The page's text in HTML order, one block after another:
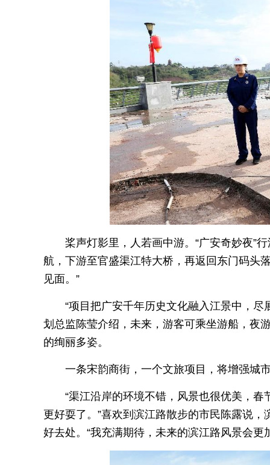
桨声灯影里，人若画中游。“广安奇妙夜”
航，下游至官盛渠江特大桥，再返回东门码头
见面。”
“项目把广安千年历史文化融入江景中，尽
划总监陈莹介绍，未来，游客可乘坐游船，夜
的绚丽多姿。
一条宋韵商街，一个文旅项目，将增强城
“渠江沿岸的环境不错，风景也很优美，
更好耍了。”喜欢到滨江路散步的市民陈露说
好去处。 “我充满期待，未来的滨江路风景会更